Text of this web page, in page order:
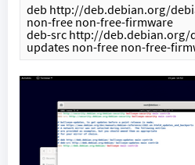
deb http://deb.debian.org/
non-free non-free-firmware
deb-src http://deb.debian.org/
updates non-free non-free-